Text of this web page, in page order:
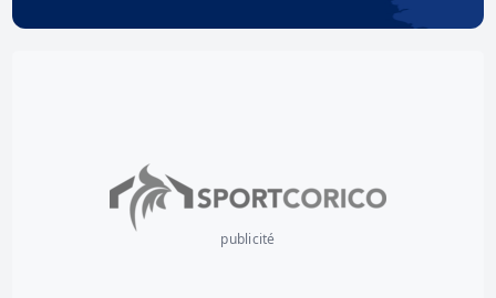
publicité